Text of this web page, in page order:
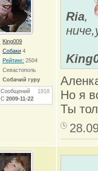
King009
Собаки 4
Рейтинг: 2504
Севастополь
Собачий гуру
Сообщений 1918
С 2009-11-22
Ria,
Но я
Ты